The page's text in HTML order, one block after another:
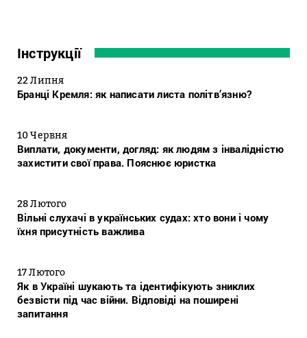
Інструкції
22 Липня
Бранці Кремля: як написати листа політв’язню?
10 Червня
Виплати, документи, догляд: як людям з інвалідністю
захистити свої права. Пояснює юристка
28 Лютого
Вільні слухачі в українських судах: хто вони і чому
їхня присутність важлива
17 Лютого
Як в Україні шукають та ідентифікують зниклих
безвісти під час війни. Відповіді на поширені
запитання